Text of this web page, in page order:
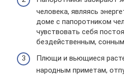
человека, являясь
доме с папоротником
чувствовать себя
бездейственным,
Плющи и вьющиеся
народным приметам,